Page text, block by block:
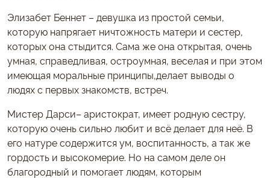
Элизабет Беннет – девушка из простой семьи,
которую напрягает ничтожность матери и сестер,
которых она стыдится. Сама же она открытая, очень
умная, справедливая, остроумная, веселая и при этом
имеющая моральные принципы,делает выводы о
людях с первых знакомств, встреч.
Мистер Дарси– аристократ, имеет родную сестру,
которую очень сильно любит и всё делает для неё. В
его натуре содержится ум, воспитанность, а так же
гордость и высокомерие. Но на самом деле он
благородный и помогает людям, которым